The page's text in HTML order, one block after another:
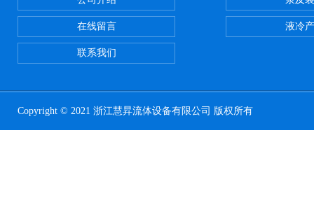
在线留言
联系我们
液冷
Copyright © 2021 浙江慧昇流体设备有限公司 版权所有